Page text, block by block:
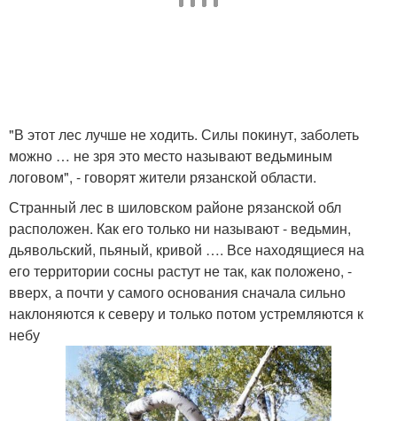
"В этот лес лучше не ходить. Силы покинут, заболеть
можно … не зря это место называют ведьминым
логовом", - говорят жители рязанской области.
Странный лес в шиловском районе рязанской обл
расположен. Как его только ни называют - ведьмин,
дьявольский, пьяный, кривой …. Все находящиеся на
его территории сосны растут не так, как положено, -
вверх, а почти у самого основания сначала сильно
наклоняются к северу и только потом устремляются к
небу